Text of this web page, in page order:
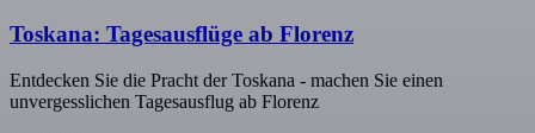
Toskana: Tagesausflüge ab Florenz
Entdecken Sie die Pracht der Toskana - machen Sie einen
unvergesslichen Tagesausflug ab Florenz